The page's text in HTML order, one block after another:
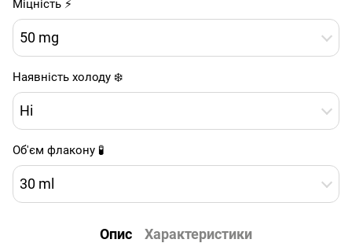
Міцність ⚡
50 mg
Наявність холоду ❄️
Ні
Об'єм флакону 🧪
30 ml
Опис Характеристики